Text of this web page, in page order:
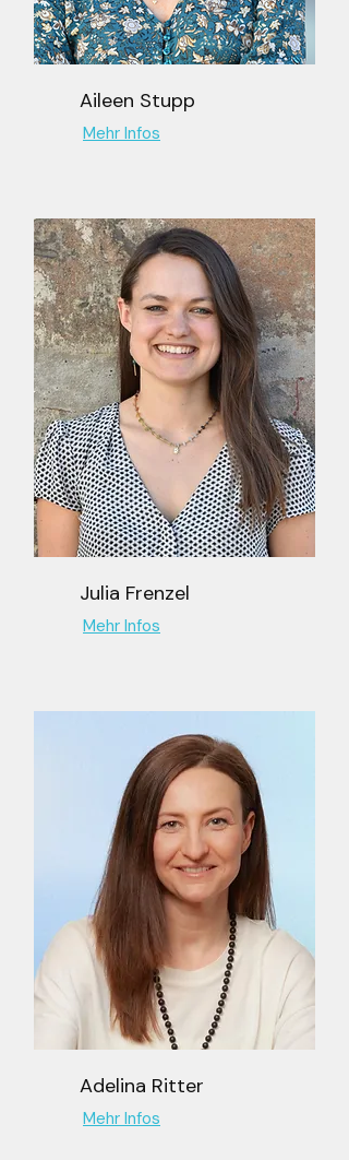
Aileen Stupp
Mehr Infos
Julia Frenzel
Mehr Infos
Adelina Ritter
Mehr Infos